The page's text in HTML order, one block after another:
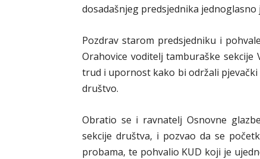
dosadašnjeg predsjednika
Pozdrav starom predsjedniku i
Orahovice voditelj tamburaške
trud i upornost kako bi održali
društvo.
Obratio se i ravnatelj Osnovne
sekcije društva, i pozvao da se
probama, te pohvalio KUD koji je